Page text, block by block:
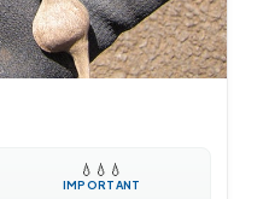
💧 💧 💧
IMPORTANT